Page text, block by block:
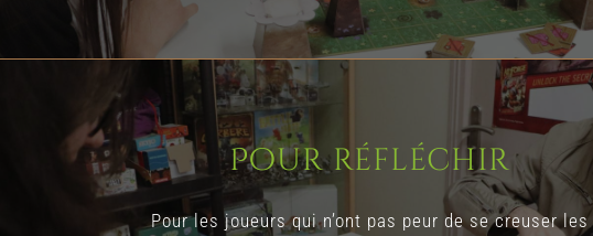
Pour réfléchir
Pour les joueurs qui n’ont pas peur de se creuser les